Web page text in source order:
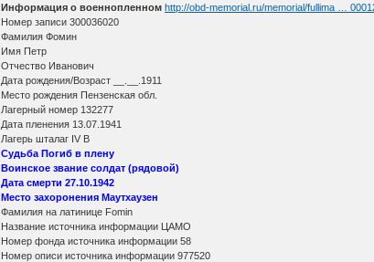
Информация о военнопленном http://obd-memorial.ru/memorial/fullima …
Номер записи 300036020
Фамилия Фомин
Имя Петр
Отчество Иванович
Дата рождения/Возраст __.__.1911
Место рождения Пензенская обл.
Лагерный номер 132277
Дата пленения 13.07.1941
Лагерь шталаг IV B
Судьба Погиб в плену
Воинское звание солдат (рядовой)
Дата смерти 27.10.1942
Место захоронения Маутхаузен
Фамилия на латинице Fomin
Название источника информации ЦАМО
Номер фонда источника информации 58
Номер описи источника информации 977520